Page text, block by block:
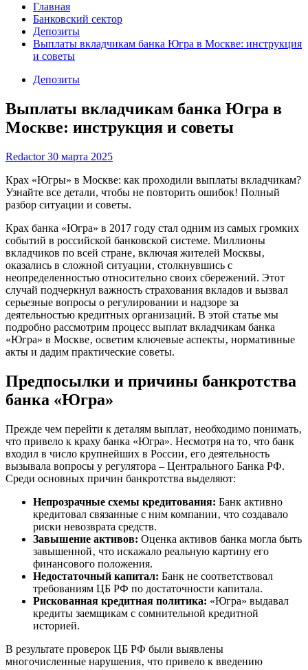
Главная
Банковский сектор
Депозиты
Выплаты вкладчикам банка Югра в Москве: инструкция
и советы
Депозиты
Выплаты вкладчикам банка Югра в
Москве: инструкция и советы
Redactor30 марта 2025
Крах «Югры» в Москве: как проходили выплаты вкладчикам?
Узнайте все детали, чтобы не повторить ошибок! Полный
разбор ситуации и советы.
Крах банка «Югра» в 2017 году стал одним из самых громких
событий в российской банковской системе. Миллионы
вкладчиков по всей стране‚ включая жителей Москвы‚
оказались в сложной ситуации‚ столкнувшись с
неопределенностью относительно своих сбережений. Этот
случай подчеркнул важность страхования вкладов и вызвал
серьезные вопросы о регулировании и надзоре за
деятельностью кредитных организаций. В этой статье мы
подробно рассмотрим процесс выплат вкладчикам банка
«Югра» в Москве‚ осветим ключевые аспекты‚ нормативные
акты и дадим практические советы.
Предпосылки и причины банкротства
банка «Югра»
Прежде чем перейти к деталям выплат‚ необходимо понимать‚
что привело к краху банка «Югра». Несмотря на то‚ что банк
входил в число крупнейших в России‚ его деятельность
вызывала вопросы у регулятора – Центрального Банка РФ.
Среди основных причин банкротства выделяют:
Непрозрачные схемы кредитования: Банк активно
кредитовал связанные с ним компании‚ что создавало
риски невозврата средств.
Завышение активов: Оценка активов банка могла быть
завышенной‚ что искажало реальную картину его
финансового положения.
Недостаточный капитал: Банк не соответствовал
требованиям ЦБ РФ по достаточности капитала.
Рискованная кредитная политика: «Югра» выдавал
кредиты заемщикам с сомнительной кредитной
историей.
В результате проверок ЦБ РФ были выявлены
многочисленные нарушения‚ что привело к введению